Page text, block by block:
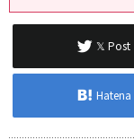
𝕏 Post
Hatena